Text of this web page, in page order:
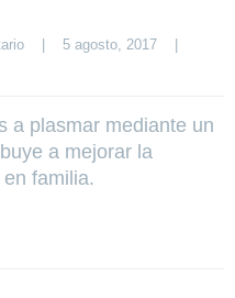
5 agosto, 2017
a plasmar mediante un
a mejorar la
familia.